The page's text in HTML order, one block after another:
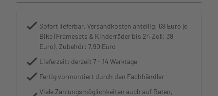
Sofort lieferbar, Versandkosten anteilig: 69 Euro je
Bike (Framesets & Kinderräder bis 24 Zoll: 39
Euro), Zubehör: 7,90 Euro
Lieferzeit: derzeit 7 - 14 Werktage
Fertig vormontiert durch den Fachhändler
Viele Zahlungsmöglichkeiten auch auf Raten,